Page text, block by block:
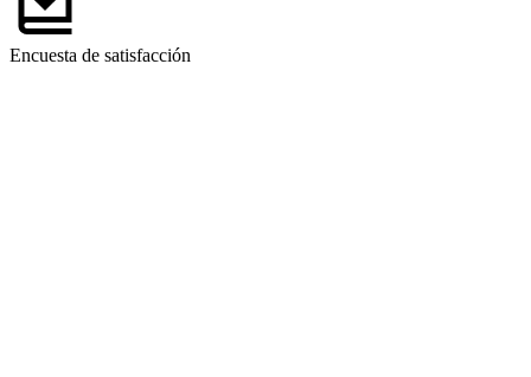
Encuesta de satisfacción